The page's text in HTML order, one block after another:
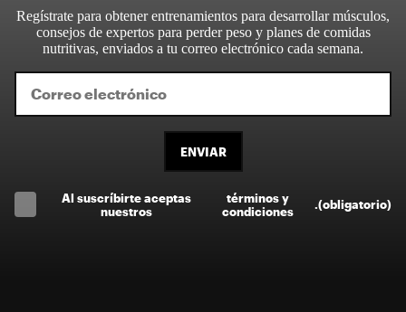
Regístrate para obtener entrenamientos para desarrollar músculos,
consejos de expertos para perder peso y planes de comidas
nutritivas, enviados a tu correo electrónico cada semana.
ENVIAR
Al suscríbirte aceptas
nuestros
términos y
condiciones
.(obligatorio)